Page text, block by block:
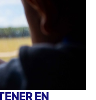
EN